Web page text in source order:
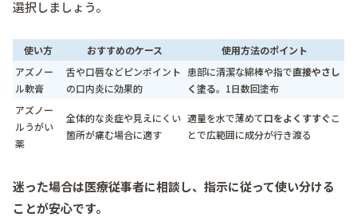
選択しましょう。
使い方 おすすめのケース
使用方法のポイント
アズノー
ル軟膏
舌や口唇などピンポイント
の口内炎に効果的
患部に清潔な綿棒や指で直接やさし
く塗る。1日数回塗布
アズノー
ルうがい
薬
全体的な炎症や見えにくい
箇所が痛む場合に適す
適量を水で薄めて口をよくすすぐ こ
とで広範囲に成分が行き渡る
迷った場合は医療従事者に相談し、指示に従って使い分ける
ことが安心です。